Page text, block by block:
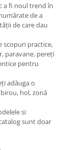
fi noul trend în
de a
de care dau
practice,
paravane, pereți
pentru
adăuga o
hol, zonă
si
sunt doar